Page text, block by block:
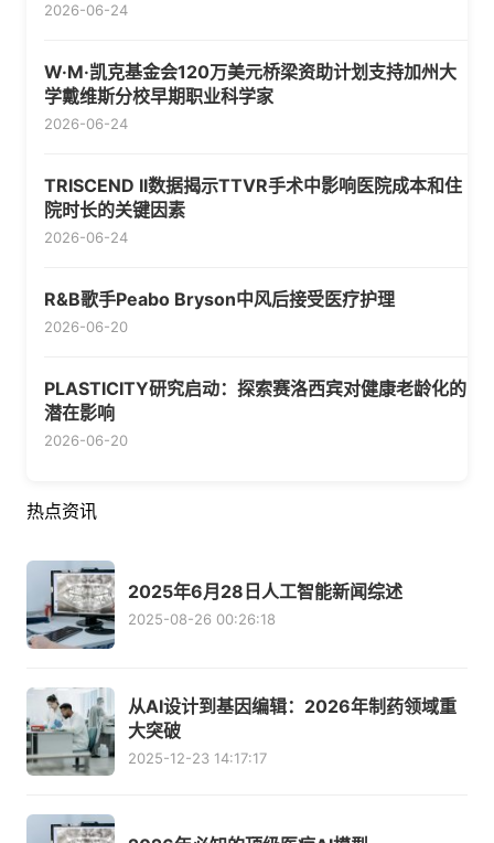
2026-06-24
W·M·凯克基金会120万美元桥梁资助计划支持加州大
学戴维斯分校早期职业科学家
2026-06-24
TRISCEND II数据揭示TTVR手术中影响医院成本和住
院时长的关键因素
2026-06-24
R&B歌手Peabo Bryson中风后接受医疗护理
2026-06-20
PLASTICITY研究启动：探索赛洛西宾对健康老龄化的
潜在影响
2026-06-20
热点资讯
2025年6月28日人工智能新闻综述
2025-08-26 00:26:18
从AI设计到基因编辑：2026年制药领域重
大突破
2025-12-23 14:17:17